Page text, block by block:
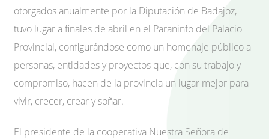
otorgados anualmente por la Diputación de Badajoz,
tuvo lugar a finales de abril en el Paraninfo del Palacio
Provincial, configurándose como un homenaje público a
personas, entidades y proyectos que, con su trabajo y
compromiso, hacen de la provincia un lugar mejor para
vivir, crecer, crear y soñar.
El presidente de la cooperativa Nuestra Señora de